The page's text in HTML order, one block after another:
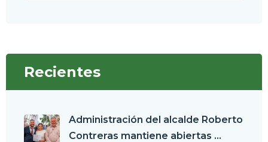
Recientes
Administración del alcalde Roberto
Contreras mantiene abiertas ...